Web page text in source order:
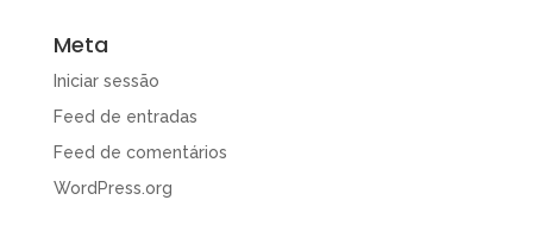
Meta
Iniciar sessão
Feed de entradas
Feed de comentários
WordPress.org